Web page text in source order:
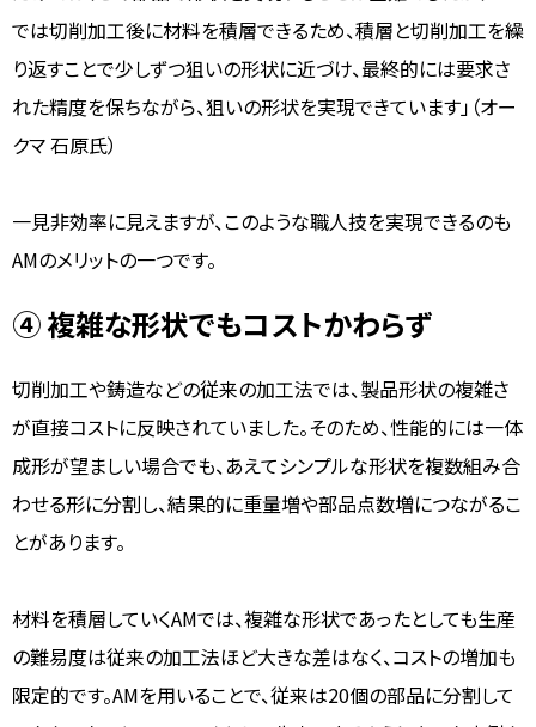
では切削加工後に材料を積層できるため、積層と切削加工を繰
り返すことで少しずつ狙いの形状に近づけ、最終的には要求さ
れた精度を保ちながら、狙いの形状を実現できています」（オー
クマ 石原氏）
一見非効率に見えますが、このような職人技を実現できるのも
AMのメリットの一つです。
④ 複雑な形状でもコストかわらず
切削加工や鋳造などの従来の加工法では、製品形状の複雑さ
が直接コストに反映されていました。そのため、性能的には一体
成形が望ましい場合でも、あえてシンプルな形状を複数組み合
わせる形に分割し、結果的に重量増や部品点数増につながるこ
とがあります。
材料を積層していくAMでは、複雑な形状であったとしても生産
の難易度は従来の加工法ほど大きな差はなく、コストの増加も
限定的です。AMを用いることで、従来は20個の部品に分割して